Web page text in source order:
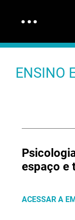
…
ENSINO
espaço e
ACESSAR A